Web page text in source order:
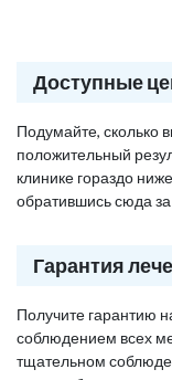
Доступные
Подумайте, сколько
положительный
клинике гораздо
обратившись сюда
Гарантия
Получите гарантию
соблюдением всех
тщательном